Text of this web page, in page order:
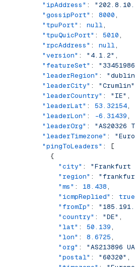
        "ipAddress"
:
        "gossipPort"
: 8000,
        "tpuPort"
: null,
        "tpuQuicPort"
: 5010,
        "rpcAddress"
: null,
        "version"
: "4.1.2" ,
        "featureSet"
:
        "leaderRegion"
:
        "leaderCity"
: "Crumlin"
        "leaderCountry"
: "IE" ,
        "leaderLat"
: 53.32154,
        "leaderLon"
: -6.31439,
        "leaderOrg"
: "AS20326
        "leaderTimezone"
:
        "pingToLeaders"
: [
          {
            "city"
: "Frankfurt
            "region"
:
            "ms"
: 18.438,
            "icmpReplied"
: true
            "fromIp"
:
            "country"
: "DE" ,
            "lat"
: 50.139,
            "lon"
: 8.6725,
            "org"
: "AS213896
            "postal"
: "60320" ,